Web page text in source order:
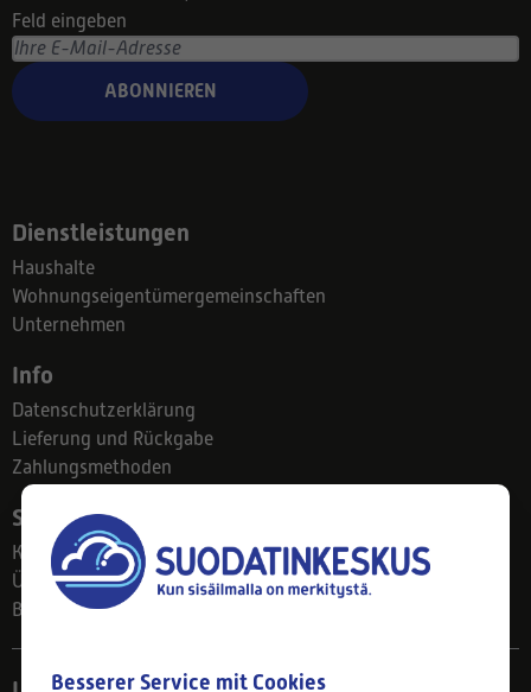
Feld eingeben
ABONNIEREN
Dienstleistungen
Haushalte
Wohnungseigentümergemeinschaften
Unternehmen
Info
Datenschutzerklärung
Lieferung und Rückgabe
Zahlungsmethoden
Suodatinkeskus
Kontakt
Über uns
Blog
Besserer Service mit Cookies